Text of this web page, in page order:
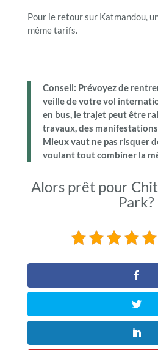
Pour le retour sur Katmandou,
même tarifs.
Conseil: Prévoyez de
veille de votre vol
en bus, le trajet peut être
travaux, des
Mieux vaut ne pas risquer
voulant tout combiner la
Alors prêt pour
Park?